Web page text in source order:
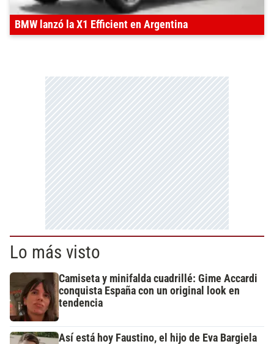
BMW lanzó la X1 Efficient en Argentina
Lo más visto
Camiseta y minifalda cuadrillé: Gime Accardi
conquista España con un original look en
tendencia
Así está hoy Faustino, el hijo de Eva Bargiela